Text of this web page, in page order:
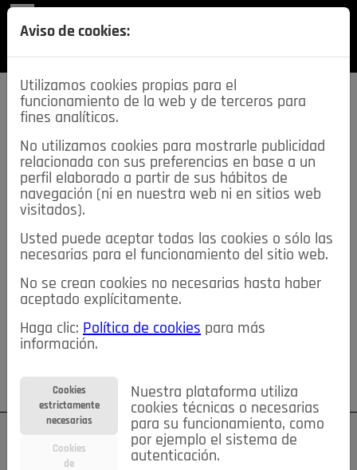
SECCIONES
descarga esta
REVISTA
≡NOTICIAS
NOTICIAS SERVICIOS DE INTERÉS
TABLÓN DE ANUNCIOS MIS ANUNCIOS CONTACTO
NOSOTROS
Su cuenta Regístrese ¿Olvidó su contraseña?
Aviso de cookies:
Utilizamos cookies propias para el
funcionamiento de la web y de terceros para
fines analíticos.
No utilizamos cookies para mostrarle publicidad
relacionada con sus preferencias en base a un
perfil elaborado a partir de sus hábitos de
navegación (ni en nuestra web ni en sitios web
visitados).
Usted puede aceptar todas las cookies o sólo las
necesarias para el funcionamiento del sitio web.
No se crean cookies no necesarias hasta haber
aceptado explícitamente.
Haga clic: Política de cookies para más
información.
Cookies
estrictamente
necesarias
Cookies
de
Nuestra plataforma utiliza
cookies técnicas o necesarias
para su funcionamiento, como
por ejemplo el sistema de
autenticación.